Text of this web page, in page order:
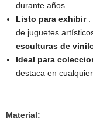
durante años.
Listo para exhibir:
de juguetes
esculturas de
Ideal para
destaca en
Material: